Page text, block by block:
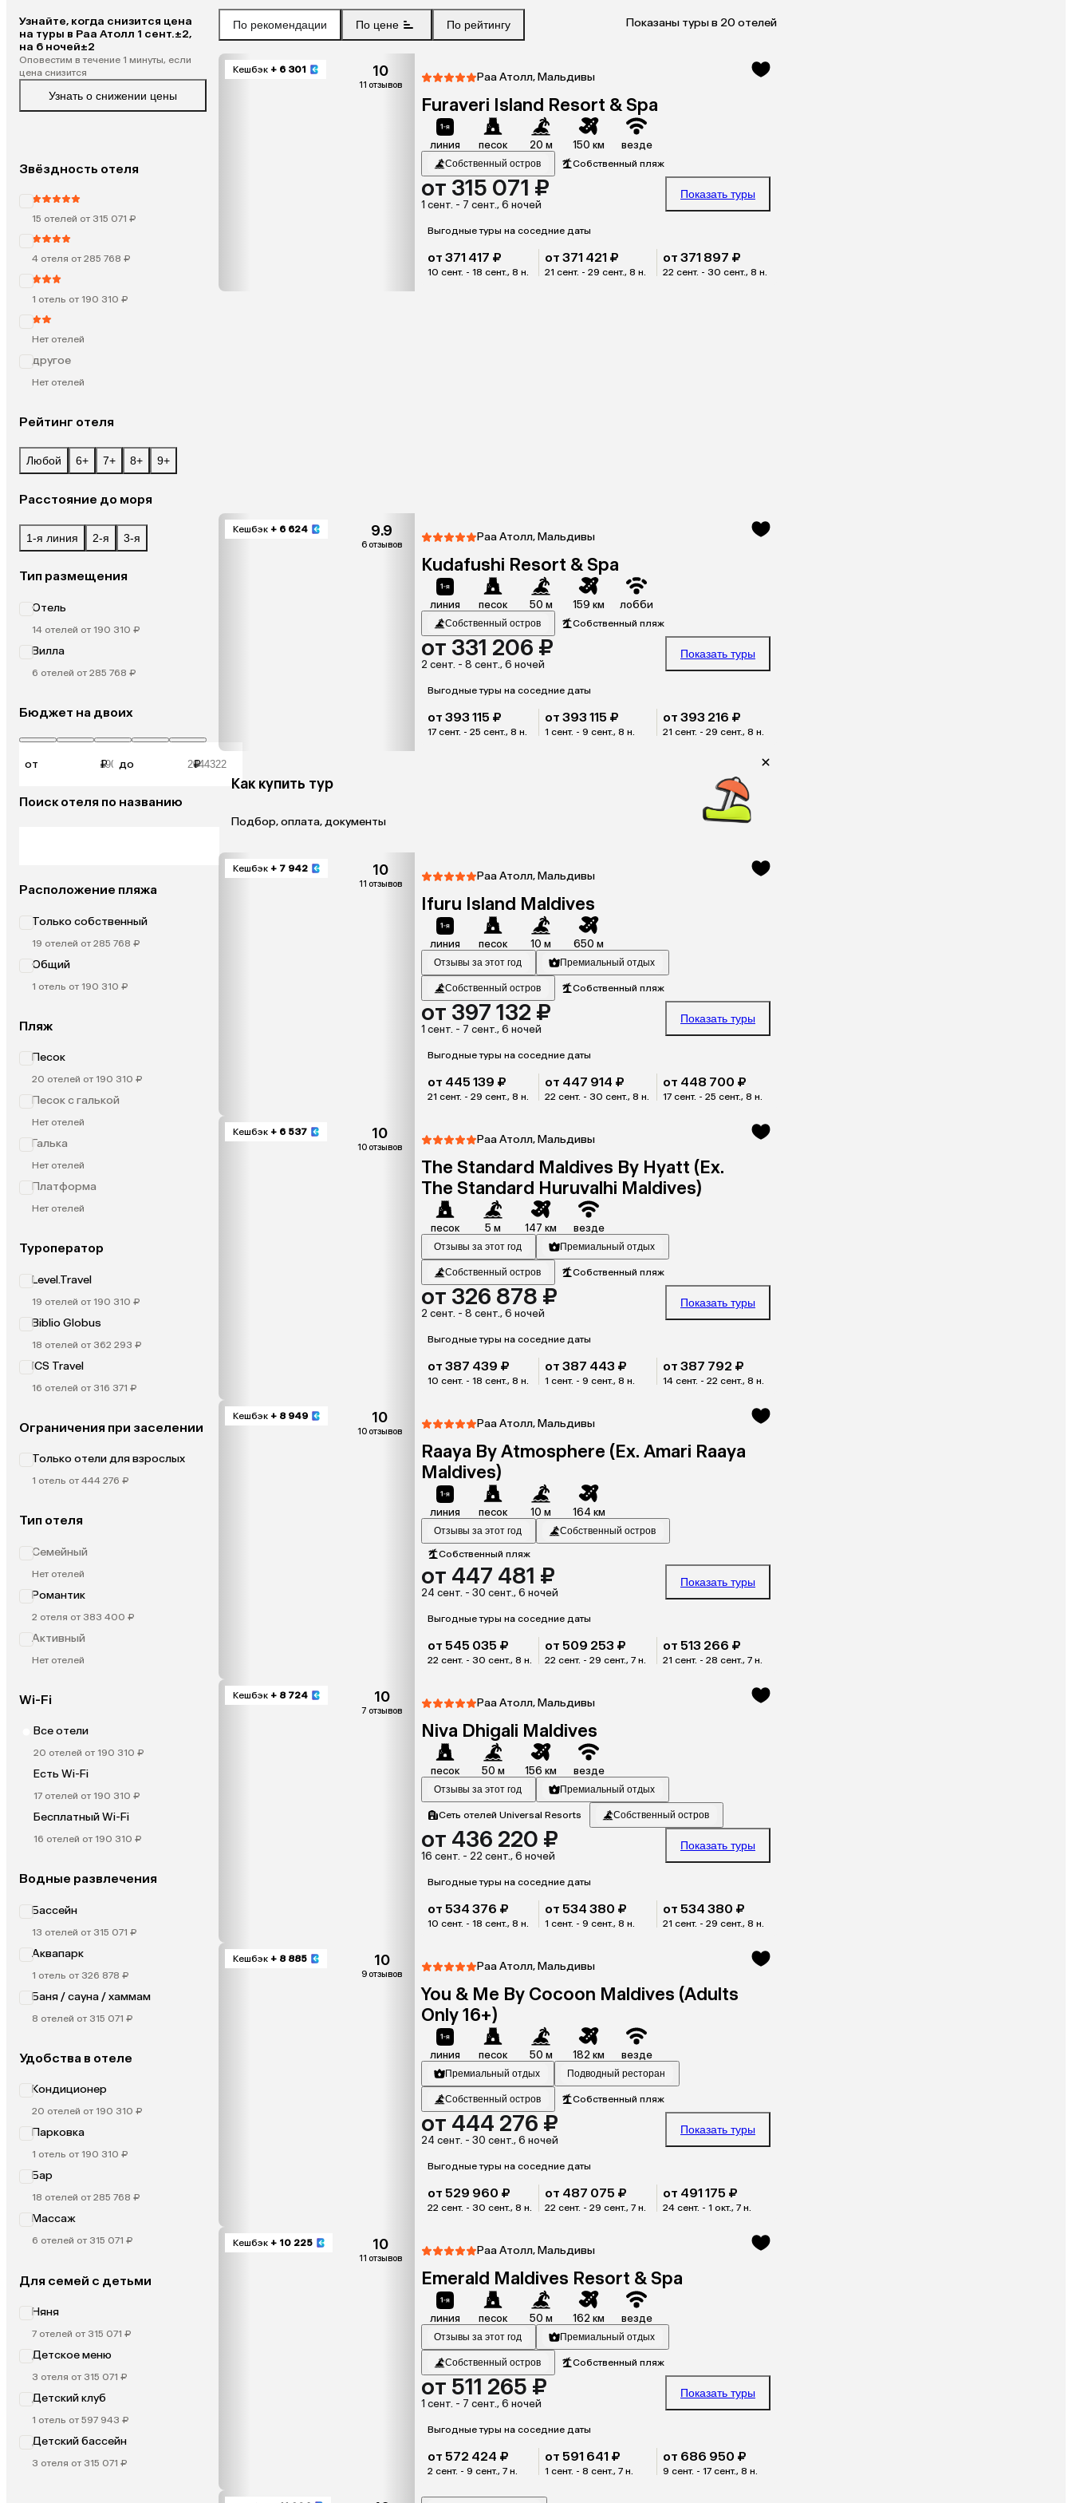
Узнайте, когда снизится цена
на туры в Раа Атолл 1 сент.±2,
на 6 ночей±2
Оповестим в течение 1 минуты, если
цена снизится
Узнать о снижении цены
Звёздность отеля
15 отелей от 315 071 ₽
4 отеля от 285 768 ₽
1 отель от 190 310 ₽
Нет отелей
другое
Нет отелей
Рейтинг отеля
Любой 6+ 7+ 8+ 9+
Расстояние до моря
1-я линия 2-я 3-я
Тип размещения
Отель
14 отелей от 190 310 ₽
Вилла
6 отелей от 285 768 ₽
Бюджет на двоих
от ₽ до ₽
Поиск отеля по названию
Расположение пляжа
Только собственный
19 отелей от 285 768 ₽
Общий
1 отель от 190 310 ₽
Пляж
Песок
20 отелей от 190 310 ₽
Песок с галькой
Нет отелей
Галька
Нет отелей
Платформа
Нет отелей
Туроператор
Level.Travel
19 отелей от 190 310 ₽
Biblio Globus
18 отелей от 362 293 ₽
ICS Travel
16 отелей от 316 371 ₽
Ограничения при заселении
Только отели для взрослых
1 отель от 444 276 ₽
Тип отеля
Семейный
Нет отелей
Романтик
2 отеля от 383 400 ₽
Активный
Нет отелей
Wi-Fi
Все отели
20 отелей от 190 310 ₽
Есть Wi-Fi
17 отелей от 190 310 ₽
Бесплатный Wi-Fi
16 отелей от 190 310 ₽
Водные развлечения
Бассейн
13 отелей от 315 071 ₽
Аквапарк
1 отель от 326 878 ₽
Баня / сауна / хаммам
8 отелей от 315 071 ₽
Удобства в отеле
Кондиционер
20 отелей от 190 310 ₽
Парковка
1 отель от 190 310 ₽
Бар
18 отелей от 285 768 ₽
Массаж
6 отелей от 315 071 ₽
Для семей с детьми
Няня
7 отелей от 315 071 ₽
Детское меню
3 отеля от 315 071 ₽
Детский клуб
1 отель от 597 943 ₽
Детский бассейн
3 отеля от 315 071 ₽
По рекомендации По цене По рейтингу Показаны туры в 20 отелей
Кешбэк + 6 301 10
11 отзывов
Раа Атолл, Мальдивы
Furaveri Island Resort & Spa
линия песок 20 м 150 км везде
Собственный остров Собственный пляж
от 315 071 ₽
1 сент. - 7 сент., 6 ночей
Показать туры
Выгодные туры на соседние даты
от 371 417 ₽
10 сент. - 18 сент., 8 н.
от 371 421 ₽
21 сент. - 29 сент., 8 н.
от 371 897 ₽
22 сент. - 30 сент., 8 н.
Кешбэк + 6 624 9.9
6 отзывов
Раа Атолл, Мальдивы
Kudafushi Resort & Spa
линия песок 50 м 159 км лобби
Собственный остров Собственный пляж
от 331 206 ₽
2 сент. - 8 сент., 6 ночей
Показать туры
Выгодные туры на соседние даты
от 393 115 ₽
17 сент. - 25 сент., 8 н.
от 393 115 ₽
1 сент. - 9 сент., 8 н.
от 393 216 ₽
21 сент. - 29 сент., 8 н.
Как купить тур
Подбор, оплата, документы
Кешбэк + 7 942 10
11 отзывов
Раа Атолл, Мальдивы
Ifuru Island Maldives
линия песок 10 м 650 м
Отзывы за этот год Премиальный отдых
Собственный остров Собственный пляж
от 397 132 ₽
1 сент. - 7 сент., 6 ночей
Показать туры
Выгодные туры на соседние даты
от 445 139 ₽
21 сент. - 29 сент., 8 н.
от 447 914 ₽
22 сент. - 30 сент., 8 н.
от 448 700 ₽
17 сент. - 25 сент., 8 н.
Кешбэк + 6 537 10
10 отзывов
Раа Атолл, Мальдивы
The Standard Maldives By Hyatt (Ex.
The Standard Huruvalhi Maldives)
песок 5 м 147 км везде
Отзывы за этот год Премиальный отдых
Собственный остров Собственный пляж
от 326 878 ₽
2 сент. - 8 сент., 6 ночей
Показать туры
Выгодные туры на соседние даты
от 387 439 ₽
10 сент. - 18 сент., 8 н.
от 387 443 ₽
1 сент. - 9 сент., 8 н.
от 387 792 ₽
14 сент. - 22 сент., 8 н.
Кешбэк + 8 949 10
10 отзывов
Раа Атолл, Мальдивы
Raaya By Atmosphere (Ex. Amari Raaya
Maldives)
линия песок 10 м 164 км
Отзывы за этот год Собственный остров
Собственный пляж
от 447 481 ₽
24 сент. - 30 сент., 6 ночей
Показать туры
Выгодные туры на соседние даты
от 545 035 ₽
22 сент. - 30 сент., 8 н.
от 509 253 ₽
22 сент. - 29 сент., 7 н.
от 513 266 ₽
21 сент. - 28 сент., 7 н.
Кешбэк + 8 724 10
7 отзывов
Раа Атолл, Мальдивы
Niva Dhigali Maldives
песок 50 м 156 км везде
Отзывы за этот год Премиальный отдых
Сеть отелей Universal Resorts Собственный остров
от 436 220 ₽
16 сент. - 22 сент., 6 ночей
Показать туры
Выгодные туры на соседние даты
от 534 376 ₽
10 сент. - 18 сент., 8 н.
от 534 380 ₽
1 сент. - 9 сент., 8 н.
от 534 380 ₽
21 сент. - 29 сент., 8 н.
Кешбэк + 8 885 10
9 отзывов
Раа Атолл, Мальдивы
You & Me By Cocoon Maldives (Adults
Only 16+)
линия песок 50 м 182 км везде
Премиальный отдых Подводный ресторан
Собственный остров Собственный пляж
от 444 276 ₽
24 сент. - 30 сент., 6 ночей
Показать туры
Выгодные туры на соседние даты
от 529 960 ₽
22 сент. - 30 сент., 8 н.
от 487 075 ₽
22 сент. - 29 сент., 7 н.
от 491 175 ₽
24 сент. - 1 окт., 7 н.
Кешбэк + 10 225 10
11 отзывов
Раа Атолл, Мальдивы
Emerald Maldives Resort & Spa
линия песок 50 м 162 км везде
Отзывы за этот год Премиальный отдых
Собственный остров Собственный пляж
от 511 265 ₽
1 сент. - 7 сент., 6 ночей
Показать туры
Выгодные туры на соседние даты
от 572 424 ₽
2 сент. - 9 сент., 7 н.
от 591 641 ₽
1 сент. - 8 сент., 7 н.
от 686 950 ₽
9 сент. - 17 сент., 8 н.